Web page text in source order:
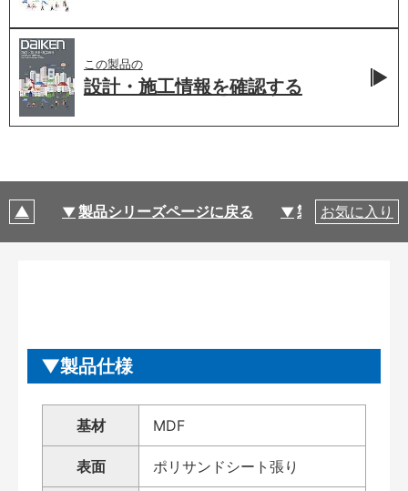
この製品の
設計・施工情報を確認する
製品シリーズページに戻る 製品仕様
お気に入り
製品仕様
基材 MDF
表面 ポリサンドシート張り